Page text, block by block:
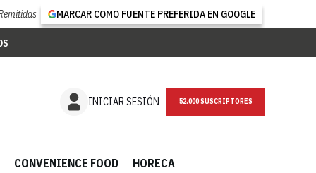
MARCAR COMO FUENTE PREFERIDA EN GOOGLE
INICIAR SESIÓN NEWSLETTER
CONVENIENCE FOOD HORECA